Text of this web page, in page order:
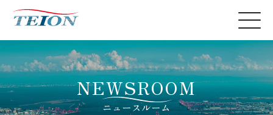
NEWSROOM
ニュースルーム